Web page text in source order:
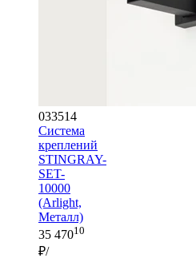
033514
Система
креплений
STINGRAY-
SET-
10000
(Arlight,
Металл)
35 47010
₽/